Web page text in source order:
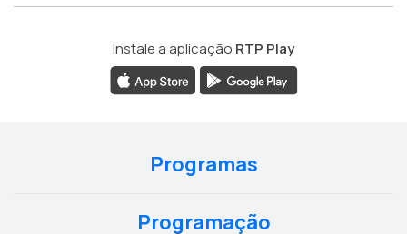
Instale a aplicação RTP Play
Programas
Programação